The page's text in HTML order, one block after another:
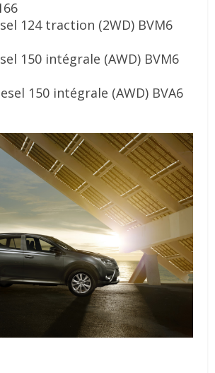
124 traction (2WD) BVM6
150 intégrale (AWD) BVM6
150 intégrale (AWD) BVA6